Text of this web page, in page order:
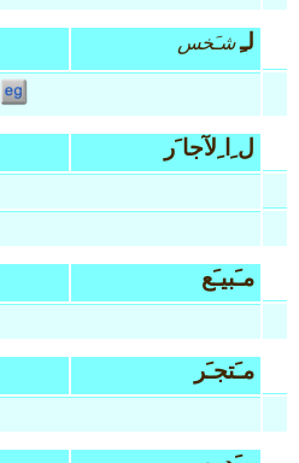
لـِ شـَخس
ل ِا ِلآجا َر
مـَبيـَع
مـَتجـَر